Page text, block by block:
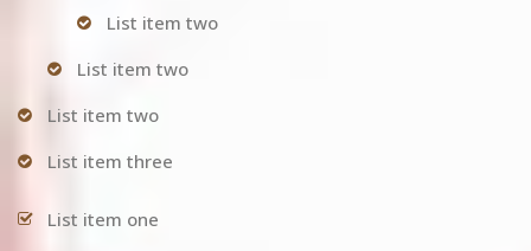
List item two
List item two
List item two
List item three
List item one